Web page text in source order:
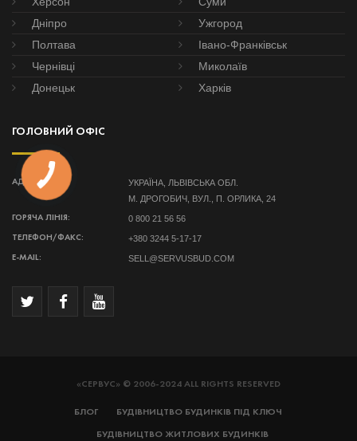
Дніпро
Ужгород
Полтава
Івано-Франківськ
Чернівці
Миколаїв
Донецьк
Харків
ГОЛОВНИЙ ОФІС
АДРЕСА:
УКРАЇНА, ЛЬВІВСЬКА ОБЛ.
М. ДРОГОБИЧ, ВУЛ., П. ОРЛИКА, 24
ГОРЯЧА ЛІНІЯ: 0 800 21 56 56
ТЕЛЕФОН/ФАКС: +380 3244 5-17-17
E-MAIL: SELL@SERVUSBUD.COM
«СЕРВУС» © 2006-2024 ALL RIGHTS RESERVED
БЛОГ БУДІВНИЦТВО БУДИНКІВ ПІД КЛЮЧ
БУДІВНИЦТВО ЖИТЛОВИХ БУДИНКІВ